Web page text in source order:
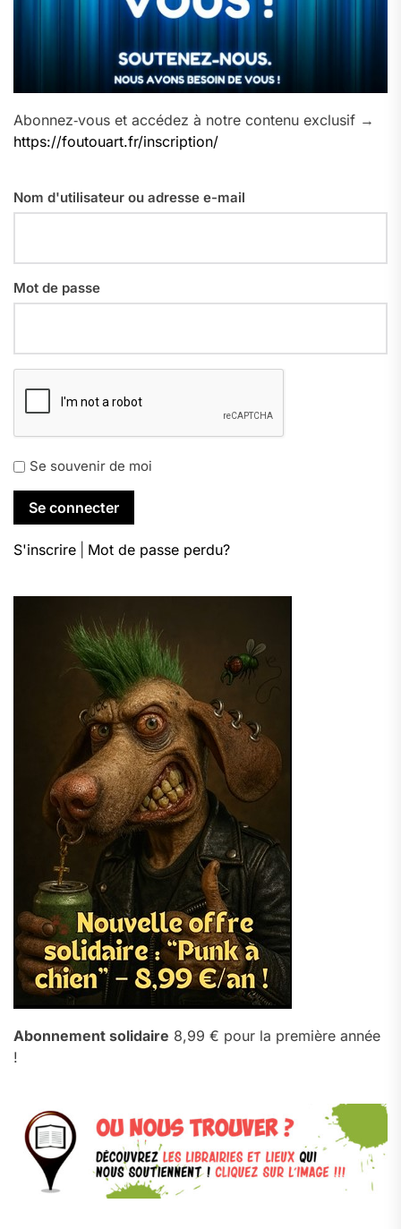
Abonnez‑vous et accédez à notre contenu exclusif →
https://foutouart.fr/inscription/
Nom d'utilisateur ou adresse e-mail
Mot de passe
Se souvenir de moi
S'inscrire Mot de passe perdu?
Abonnement solidaire 8,99 € pour la première année
!